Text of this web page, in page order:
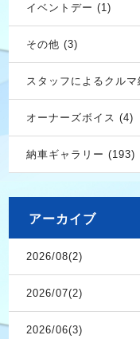
イベントデー (1)
その他 (3)
スタッフによるクル
オーナーズボイス (4)
納車ギャラリー (193)
アーカイブ
2026/08(2)
2026/07(2)
2026/06(3)